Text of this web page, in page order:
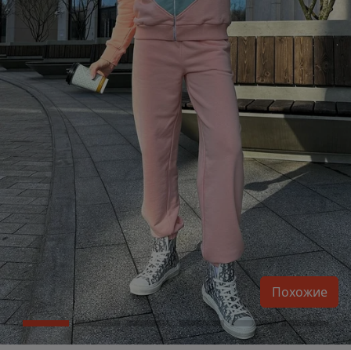
Похожие